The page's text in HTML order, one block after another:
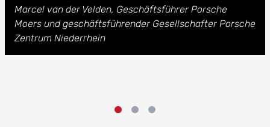
Marcel van der Velden, Geschäftsführer Porsche
Moers und geschäftsführender Gesellschafter Porsche
Zentrum Niederrhein